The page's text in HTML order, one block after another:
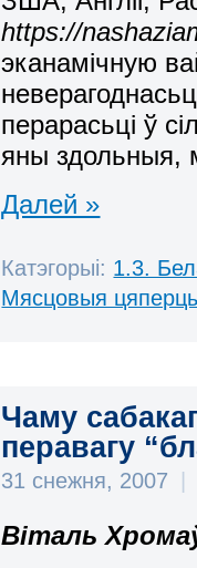
https://
эканамічную
перарасьці ў
яны здольныя,
Далей »
Катэгорыі: 1.3.
Мясцовыя
Чаму
перавагу
31 снежня, 2007
Віталь